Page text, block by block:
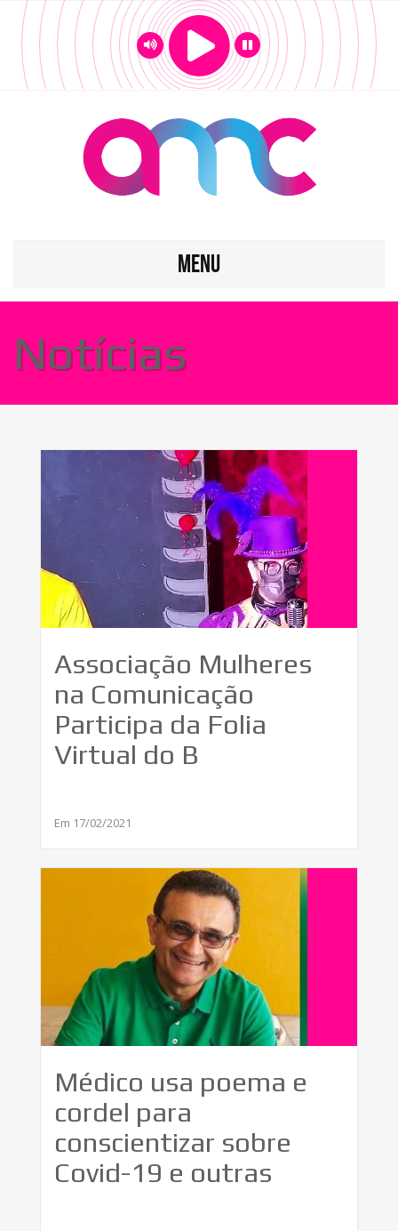
MENU
Notícias
Associação Mulheres
na Comunicação
Participa da Folia
Virtual do B
Em 17/02/2021
Médico usa poema e
cordel para
conscientizar sobre
Covid-19 e outras